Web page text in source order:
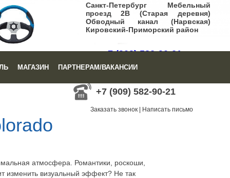
Санкт-Петербург Мебельный
проезд 2В (Старая деревня)
Обводный канал (Нарвская)
Кировский-Приморский район
+7 (909) 582-90-21
Заказать звонок|Написать письмо
+7 (909) 582-90-21
Заказать звонок Написать письмо
МАГАЗИН ПАРТНЕРАМ/ВАКАНСИИ
атмосфера. Романтики, роскоши,
изменить визуальный эффект? Не так